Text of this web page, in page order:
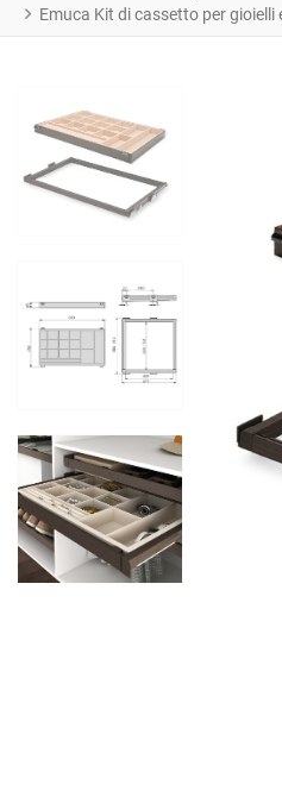
Emuca Kit di cassetto per